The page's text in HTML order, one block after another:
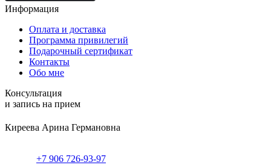
Информация
Оплата и доставка
Программа привилегий
Подарочный сертификат
Контакты
Обо мне
Консультация
и запись на прием
Киреева Арина Германовна
+7 906 726-93-97